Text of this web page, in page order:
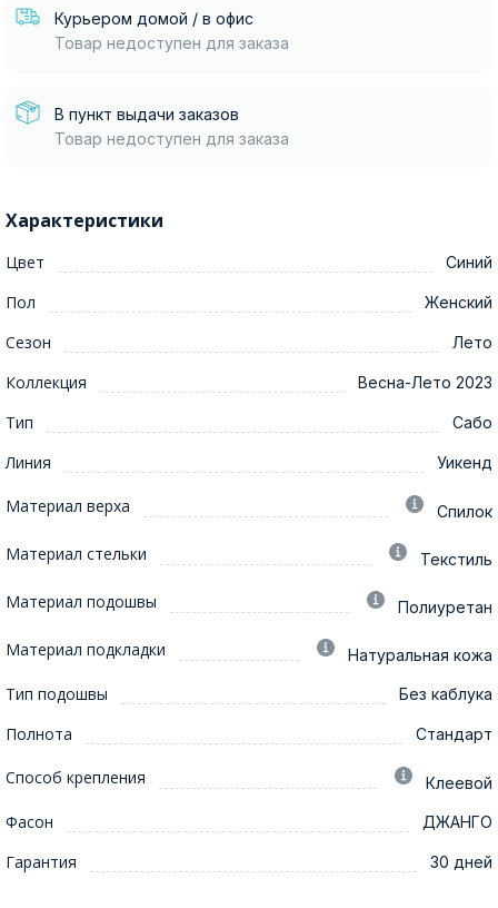
Курьером домой / в офис
Товар недоступен для заказа
В пункт выдачи заказов
Товар недоступен для заказа
Характеристики
Цвет Синий
Пол Женский
Сезон Лето
Коллекция Весна-Лето 2023
Тип Сабо
Линия Уикенд
Материал верха Спилок
Материал стельки Текстиль
Материал подошвы Полиуретан
Материал подкладки Натуральная кожа
Тип подошвы Без каблука
Полнота Стандарт
Способ крепления Клеевой
Фасон ДЖАНГО
Гарантия 30 дней